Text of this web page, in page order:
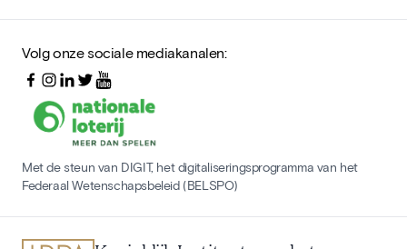
Volg onze sociale mediakanalen:
Met de steun van DIGIT, het digitaliseringsprogramma van het
Federaal Wetenschapsbeleid (BELSPO)